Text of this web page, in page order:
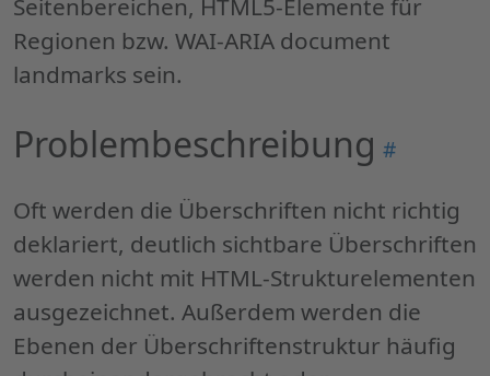
Seitenbereichen, HTML5-Elemente für
Regionen bzw. WAI-ARIA document
landmarks sein.
Problembeschreibung Permalink
#
Oft werden die Überschriften nicht richtig
deklariert, deutlich sichtbare Überschriften
werden nicht mit HTML-Strukturelementen
ausgezeichnet. Außerdem werden die
Ebenen der Überschriftenstruktur häufig